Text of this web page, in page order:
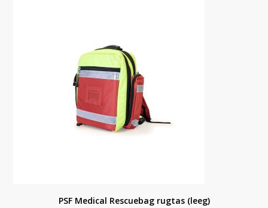
PSF Medical Rescuebag rugtas (leeg)